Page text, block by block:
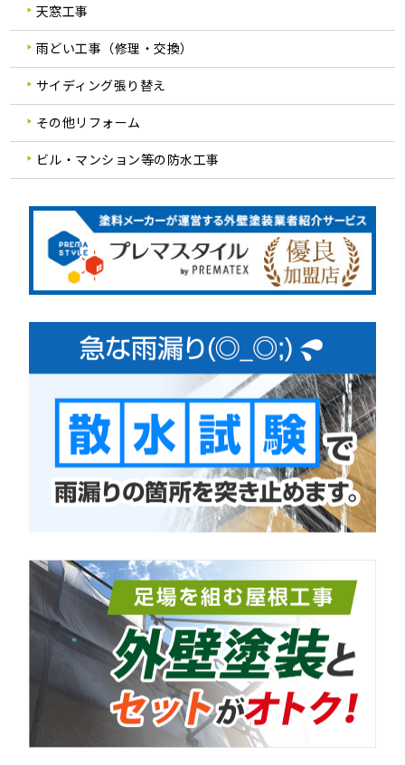
天窓工事
雨どい工事（修理・交換）
サイディング張り替え
その他リフォーム
ビル・マンション等の防水工事